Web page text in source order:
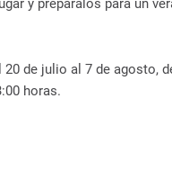
y prepáralos para un
de julio al 7 de agosto,
horas.